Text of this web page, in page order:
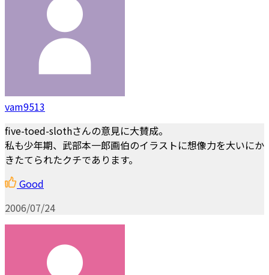
vam9513
five-toed-slothさんの意見に大賛成。
私も少年期、武部本一郎画伯のイラストに想像力を大いにか
きたてられたクチであります。
Good
2006/07/24